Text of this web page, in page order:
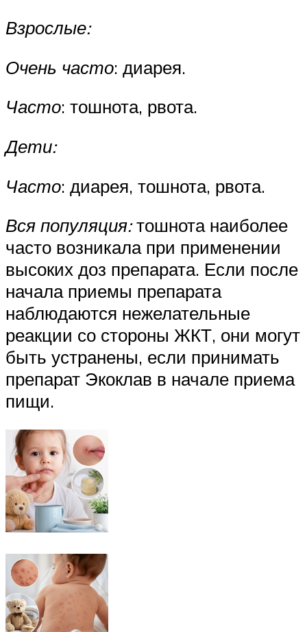
Взрослые:
Очень часто: диарея.
Часто: тошнота, рвота.
Дети:
Часто: диарея, тошнота, рвота.
Вся популяция:тошнота наиболее
часто возникала при применении
высоких доз препарата. Если после
начала приемы препарата
наблюдаются нежелательные
реакции со стороны ЖКТ, они могут
быть устранены, если принимать
препарат Экоклав в начале приема
пищи.